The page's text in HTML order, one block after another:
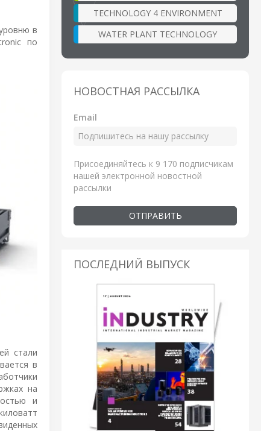
в
по
стали
в
на
и
TECHNOLOGY 4 ENVIRONMENT
WATER PLANT TECHNOLOGY
НОВОСТНАЯ РАССЫЛКА
Email
Присоединяйтесь к 9 170 подписчикам
нашей электронной новостной
рассылки
ОТПРАВИТЬ
ПОСЛЕДНИЙ ВЫПУСК